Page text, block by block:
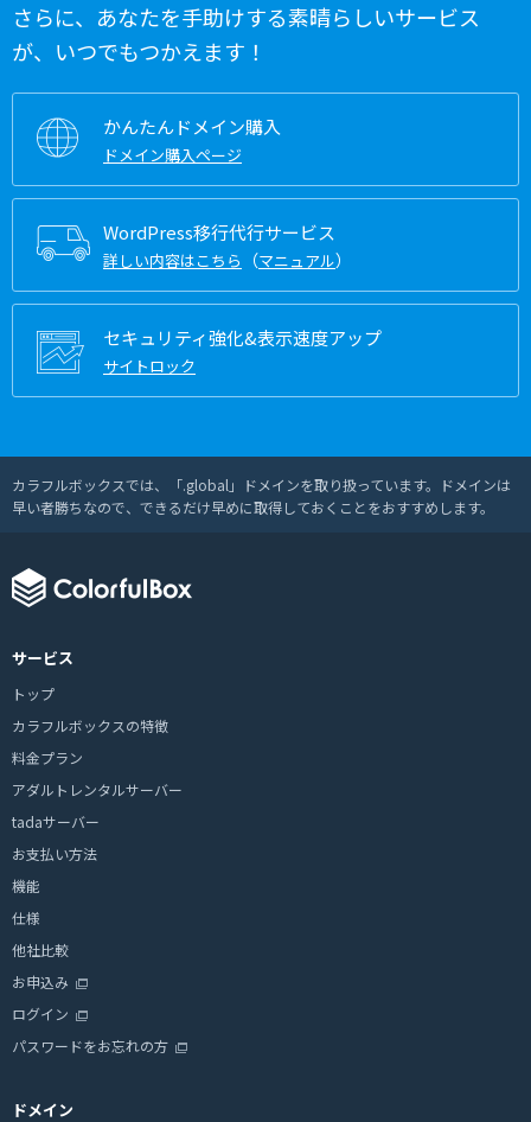
さらに、あなたを手助けする素晴らしいサービス
が、いつでもつかえます！
かんたんドメイン購入
ドメイン購入ページ
WordPress移行代行サービス
詳しい内容はこちら （マニュアル）
セキュリティ強化&表示速度アップ
サイトロック
カラフルボックスでは、「.global」ドメインを取り扱っています。ドメインは
早い者勝ちなので、できるだけ早めに取得しておくことをおすすめします。
サービス
トップ
カラフルボックスの特徴
料金プラン
アダルトレンタルサーバー
tadaサーバー
お支払い方法
機能
仕様
他社比較
お申込み
ログイン
パスワードをお忘れの方
ドメイン